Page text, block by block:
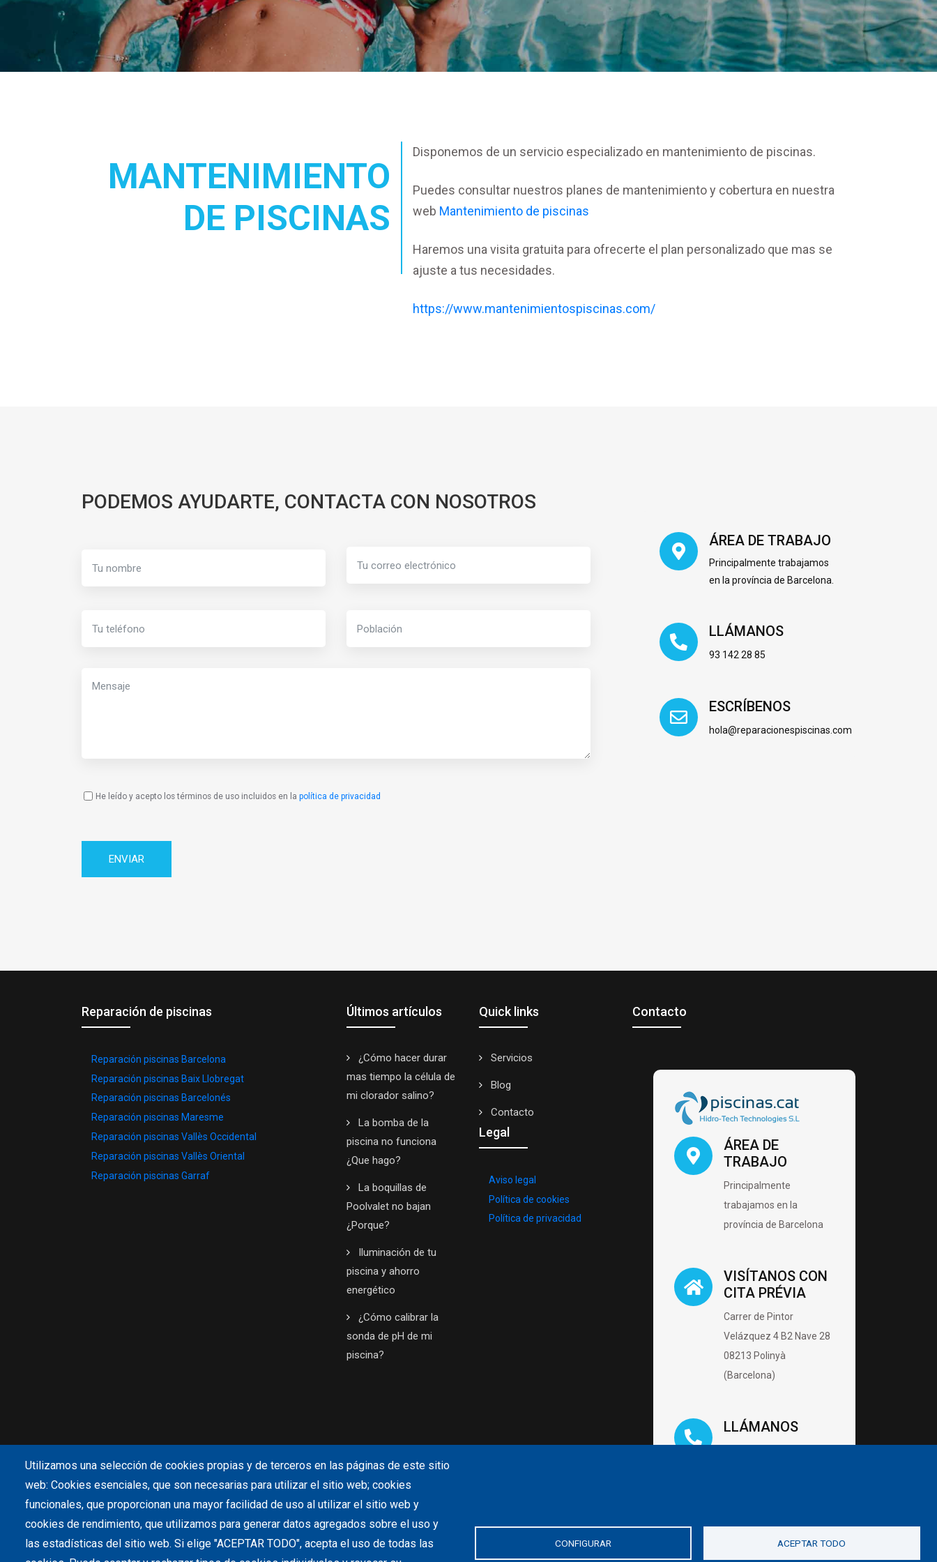
MANTENIMIENTO
DE PISCINAS
Disponemos de un servicio especializado en mantenimiento de piscinas.
Puedes consultar nuestros planes de mantenimiento y cobertura en nuestra
web Mantenimiento de piscinas
Haremos una visita gratuita para ofrecerte el plan personalizado que mas se
ajuste a tus necesidades.
https://www.mantenimientospiscinas.com/
PODEMOS AYUDARTE, CONTACTA CON NOSOTROS
PolíticaHe leído y acepto los términos de uso incluidos en lapolítica de privacidad
ÁREA DE TRABAJO
Principalmente trabajamos
en la província de Barcelona.
LLÁMANOS
93 142 28 85
ESCRÍBENOS
hola@reparacionespiscinas.com
Reparación de piscinas
Reparación piscinas Barcelona
Reparación piscinas Baix Llobregat
Reparación piscinas Barcelonés
Reparación piscinas Maresme
Reparación piscinas Vallès Occidental
Reparación piscinas Vallès Oriental
Reparación piscinas Garraf
Últimos artículos
¿Cómo hacer durar
mas tiempo la célula de
mi clorador salino?
La bomba de la
piscina no funciona
¿Que hago?
La boquillas de
Poolvalet no bajan
¿Porque?
Iluminación de tu
piscina y ahorro
energético
¿Cómo calibrar la
sonda de pH de mi
piscina?
Quick links
Servicios
Blog
Contacto
Legal
Aviso legal
Política de cookies
Política de privacidad
Contacto
ÁREA DE
TRABAJO
Principalmente
trabajamos en la
província de Barcelona
VISÍTANOS CON
CITA PRÉVIA
Carrer de Pintor
Velázquez 4 B2 Nave 28
08213 Polinyà
(Barcelona)
LLÁMANOS
hola@piscinas.cat
Utilizamos una selección de cookies propias y de terceros en las páginas de este sitio
web: Cookies esenciales, que son necesarias para utilizar el sitio web; cookies
funcionales, que proporcionan una mayor facilidad de uso al utilizar el sitio web y
cookies de rendimiento, que utilizamos para generar datos agregados sobre el uso y
las estadísticas del sitio web. Si elige "ACEPTAR TODO", acepta el uso de todas las
CONFIGURAR ACEPTAR TODO